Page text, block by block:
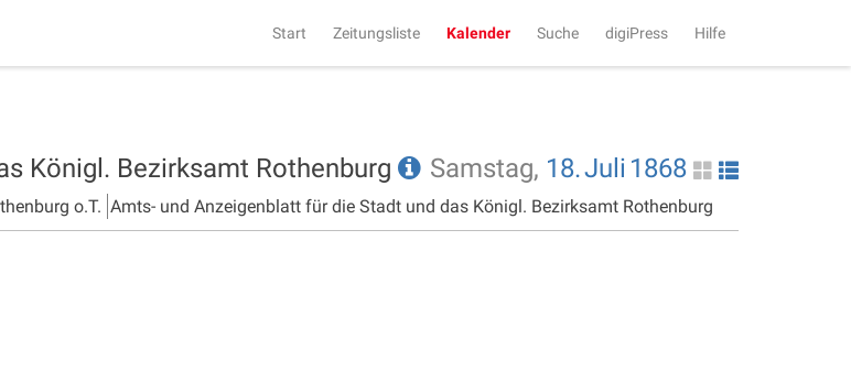
Start Zeitungsliste Kalender Suche digiPress Hilfe
Königl. Bezirksamt Rothenburg Samstag, 18.Juli 1868
o.T. Amts- und Anzeigenblatt für die Stadt und das Königl. Bezirksamt Rothenburg